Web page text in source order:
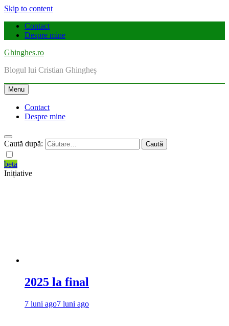
Skip to content
Contact
Despre mine
Ghinghes.ro
Blogul lui Cristian Ghingheș
Menu
Contact
Despre mine
Caută după:
beta
Inițiative
2025 la final
7 luni ago7 luni ago